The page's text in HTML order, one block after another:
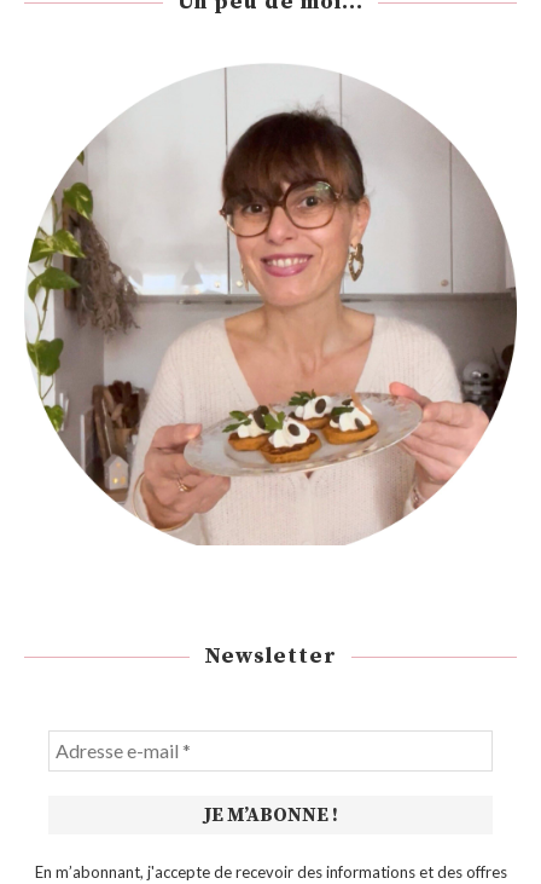
Newsletter
En m’abonnant, j'accepte de recevoir des informations et des offres